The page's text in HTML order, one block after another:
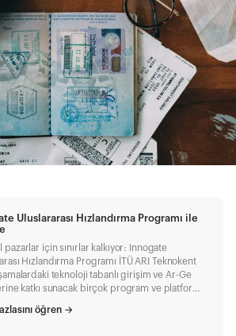
Uluslararası Hızlandırma Programı ile
için sınırlar kalkıyor: Innogate
Hızlandırma Programı İTÜ ARI Teknokent
teknoloji tabanlı girişim ve Ar-Ge
katkı sunacak birçok program ve platform
Hızlandırma Programı , Birleşik Krallık
öğren →